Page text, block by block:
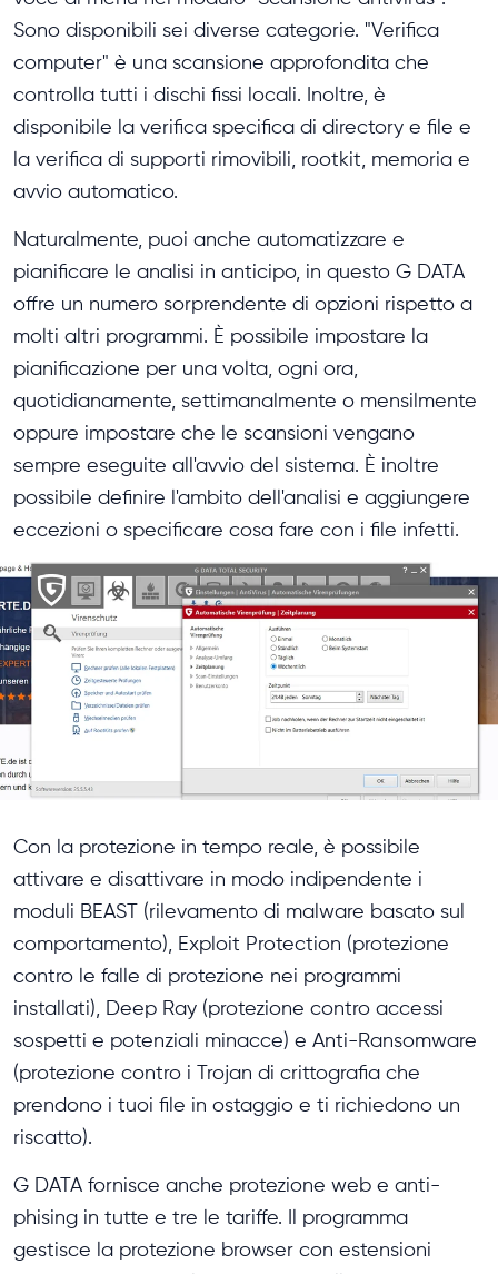
Sono disponibili sei diverse categorie. "Verifica
computer" è una scansione approfondita che
controlla tutti i dischi fissi locali. Inoltre, è
disponibile la verifica specifica di directory e file e
la verifica di supporti rimovibili, rootkit, memoria e
avvio automatico.
Naturalmente, puoi anche automatizzare e
pianificare le analisi in anticipo, in questo G DATA
offre un numero sorprendente di opzioni rispetto a
molti altri programmi. È possibile impostare la
pianificazione per una volta, ogni ora,
quotidianamente, settimanalmente o mensilmente
oppure impostare che le scansioni vengano
sempre eseguite all'avvio del sistema. È inoltre
possibile definire l'ambito dell'analisi e aggiungere
eccezioni o specificare cosa fare con i file infetti.
Con la protezione in tempo reale, è possibile
attivare e disattivare in modo indipendente i
moduli BEAST (rilevamento di malware basato sul
comportamento), Exploit Protection (protezione
contro le falle di protezione nei programmi
installati), Deep Ray (protezione contro accessi
sospetti e potenziali minacce) e Anti-Ransomware
(protezione contro i Trojan di crittografia che
prendono i tuoi file in ostaggio e ti richiedono un
riscatto).
G DATA fornisce anche protezione web e anti-
phising in tutte e tre le tariffe. Il programma
gestisce la protezione browser con estensioni